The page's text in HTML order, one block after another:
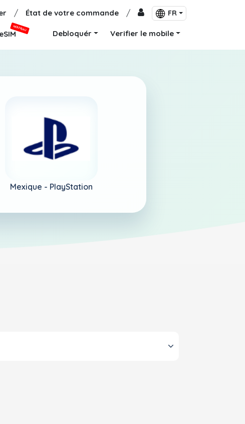
/ État de votre commande / FR
eSIM
NOUVEAU
Debloquér Verifier le mobile
Mexique - PlayStation